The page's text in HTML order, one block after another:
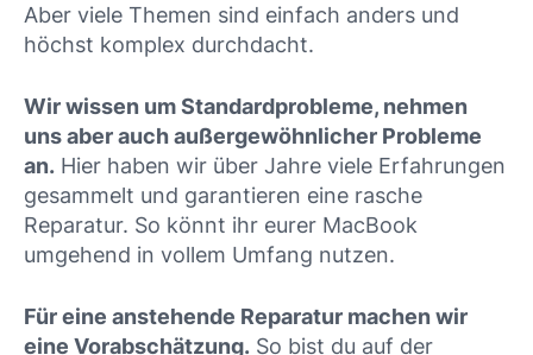
Aber viele Themen sind einfach anders und
höchst komplex durchdacht.
Wir wissen um Standardprobleme, nehmen
uns aber auch außergewöhnlicher Probleme
an. Hier haben wir über Jahre viele Erfahrungen
gesammelt und garantieren eine rasche
Reparatur. So könnt ihr eurer MacBook
umgehend in vollem Umfang nutzen.
Für eine anstehende Reparatur machen wir
eine Vorabschätzung. So bist du auf der